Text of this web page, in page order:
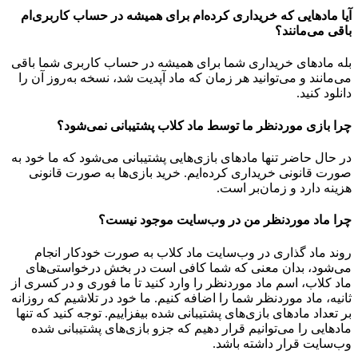
آیا مادهایی که خریداری کرده‌ام برای همیشه در حساب‌ کاربری‌ام
باقی می‌مانند؟
بله مادهای خریداری شما برای همیشه در حساب کاربری شما باقی
می‌مانند و می‌توانید هر زمان که ماد آپدیت شد، نسخه به‌روز آن را
دانلود کنید.
چرا بازی موردنظر ما توسط ماد کلاب پشتیبانی نمی‌شود؟
در حال حاضر تنها مادهای بازی‌هایی پشتیبانی می‌شود که ما خود به
صورت قانونی خریداری کرده‌ایم. خرید بازی‌ها به صورت قانونی
هزینه دارد و زمان‌بر است.
چرا ماد موردنظر من در وب‌سایت موجود نیست؟
روند ماد گذاری در وب‌سایت ماد کلاب به صورت خودکار انجام
می‌شود، بدان معنی که شما کافی است در بخش درخواستی‌های
ماد کلاب، اسم ماد موردنظر را وارد کنید تا ما فوری و در کسری از
ثانیه، ماد موردنظر شما را اضافه کنیم. ما خود در تلاشیم که روزانه
بر تعداد مادهای بازی‌های پشتیبانی شده بیفزاییم. توجه کنید که تنها
مادهایی را می‌توانیم قرار دهیم که جزو بازی‌های پشتیبانی شده
وب‌سایت قرار داشته باشد.